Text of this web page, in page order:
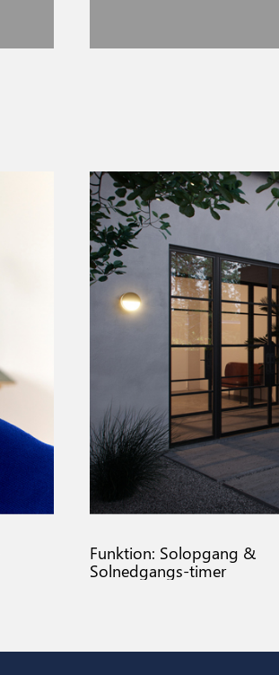
Funktion: Solopgang &
Solnedgangs-timer